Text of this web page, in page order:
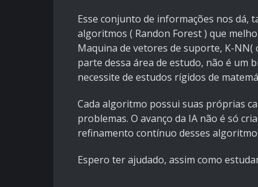
Esse conjunto de informações nos dá,
algoritmos ( Randon Forest ) que
Maquina de vetores de suporte, K-NN(
parte dessa área de estudo, não é um
necessite de estudos rígidos de
Cada algoritmo possui suas próprias
problemas. O avanço da IA não é só
refinamento contínuo desses
Espero ter ajudado, assim como